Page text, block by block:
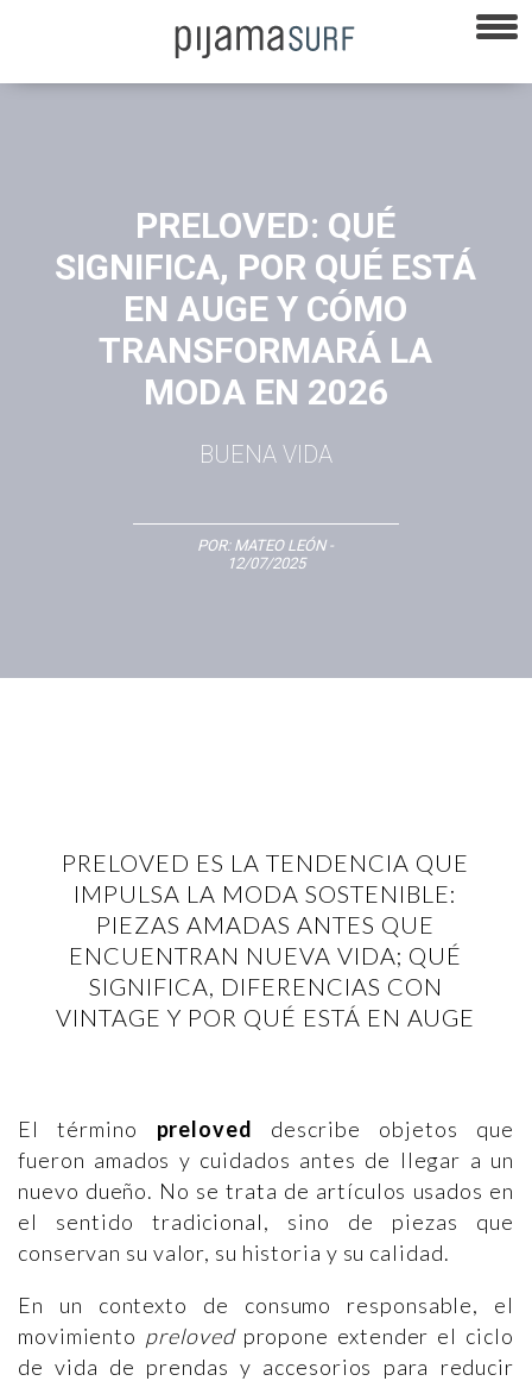
PRELOVED: QUÉ
SIGNIFICA, POR QUÉ ESTÁ
EN AUGE Y CÓMO
TRANSFORMARÁ LA
MODA EN 2026
BUENA VIDA
POR: MATEO LEÓN-
12/07/2025
PRELOVED ES LA TENDENCIA QUE
IMPULSA LA MODA SOSTENIBLE:
PIEZAS AMADAS ANTES QUE
ENCUENTRAN NUEVA VIDA; QUÉ
SIGNIFICA, DIFERENCIAS CON
VINTAGE Y POR QUÉ ESTÁ EN AUGE
El término preloved describe objetos que
fueron amados y cuidados antes de llegar a un
nuevo dueño. No se trata de artículos usados en
el sentido tradicional, sino de piezas que
conservan su valor, su historia y su calidad.
En un contexto de consumo responsable, el
movimiento prelovedpropone extender el ciclo
de vida de prendas y accesorios para reducir